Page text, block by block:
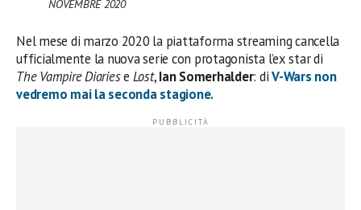
NOVEMBRE 2020
Nel mese di marzo 2020 la piattaforma streaming cancella
ufficialmente la nuova serie con protagonista l’ex star di
The Vampire Diariese Lost,Ian Somerhalder: diV-Wars non
vedremo mai la seconda stagione.